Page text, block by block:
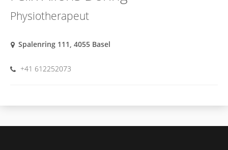
Physiotherapeut
Spalenring 111, 4055 Basel
+41 612252073